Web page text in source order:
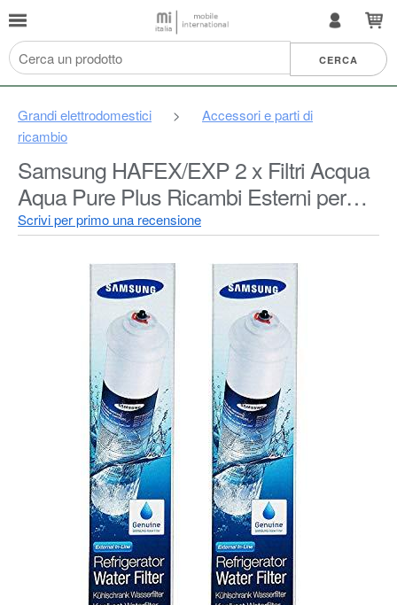
Grandi elettrodomestici >
Accessori e parti di
ricambio
Samsung HAFEX/EXP 2 x Filtri Acqua
Aqua Pure Plus Ricambi Esterni per
Frigorifero, Bianco
Scrivi per primo una recensione